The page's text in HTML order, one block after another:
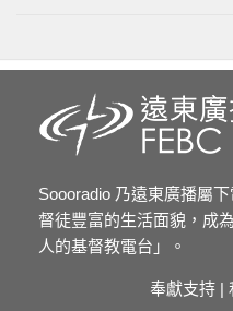
Soooradio 乃遠東廣播屬
督徒豐富的生活面貌，成
人的基督教電台」。
奉獻支持 |